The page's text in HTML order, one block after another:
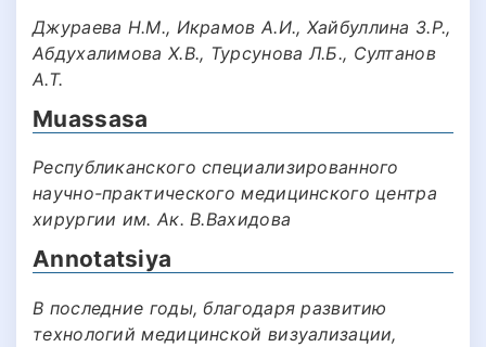
Джураева Н.М., Икрамов А.И., Хайбуллина З.Р.,
Абдухалимова Х.В., Турсунова Л.Б., Султанов
А.Т.
Muassasa
Республиканского специализированного
научно-практического медицинского центра
хирургии им. Ак. В.Вахидова
Annotatsiya
В последние годы, благодаря развитию
технологий медицинской визуализации,